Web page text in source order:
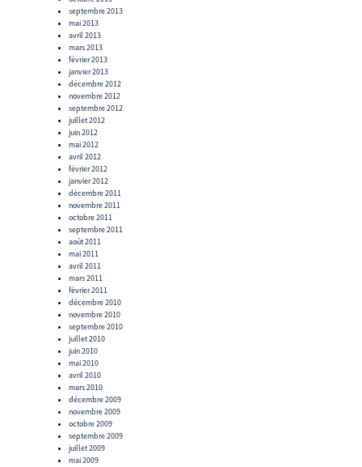
septembre 2013
mai 2013
avril 2013
mars 2013
février 2013
janvier 2013
décembre 2012
novembre 2012
septembre 2012
juillet 2012
juin 2012
mai 2012
avril 2012
février 2012
janvier 2012
décembre 2011
novembre 2011
octobre 2011
septembre 2011
août 2011
mai 2011
avril 2011
mars 2011
février 2011
décembre 2010
novembre 2010
septembre 2010
juillet 2010
juin 2010
mai 2010
avril 2010
mars 2010
décembre 2009
novembre 2009
octobre 2009
septembre 2009
juillet 2009
mai 2009